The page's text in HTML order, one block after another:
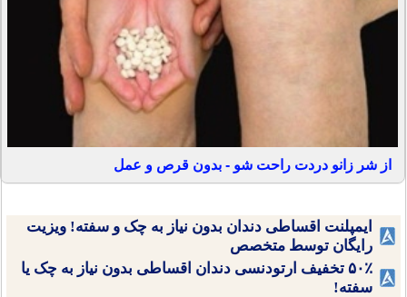
از شر زانو دردت راحت شو - بدون قرص و عمل
ایمپلنت اقساطی دندان بدون نیاز به چک و سفته! ویزیت
رایگان توسط متخصص
۵۰٪ تخفیف ارتودنسی دندان اقساطی بدون نیاز به چک یا
سفته!